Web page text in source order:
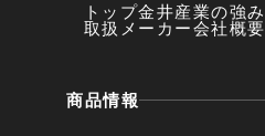
トップ金井産業の強み
取扱メーカー会社概要
商品情報